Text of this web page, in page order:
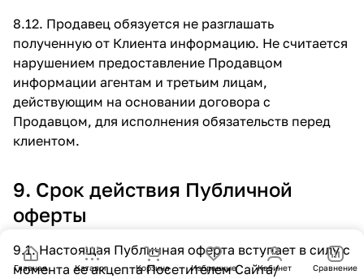
8.12. Продавец обязуется не разглашать
полученную от Клиента информацию. Не считается
нарушением предоставление Продавцом
информации агентам и третьим лицам,
действующим на основании договора с
Продавцом, для исполнения обязательств перед
клиентом.
9. Срок действия Публичной
оферты
9.1. Настоящая Публичная оферта вступает в силу с
момента ее акцепта Посетителем Сайта/
Главная Каталог Корзина Избранные Кабинет Сравнение